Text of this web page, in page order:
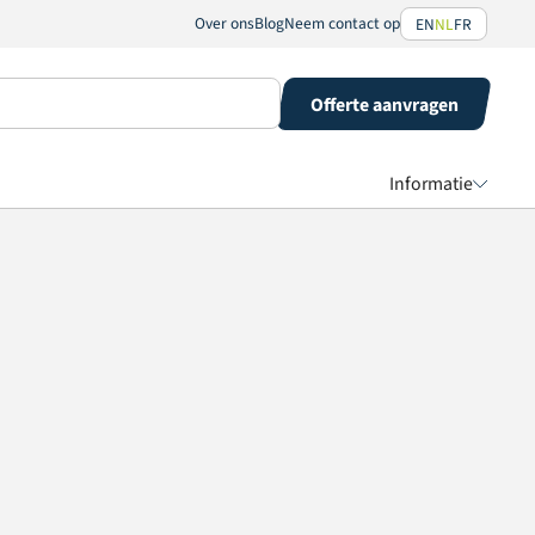
Over onsBlogNeem contact op ENNLFR
Offerte aanvragen
Informatie